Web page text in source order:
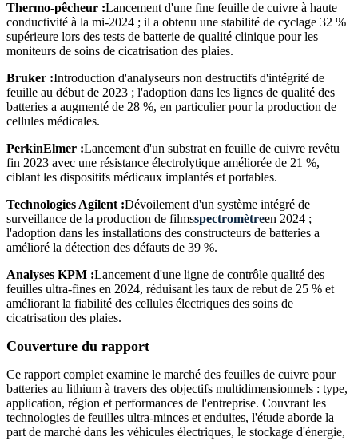
Thermo-pêcheur :Lancement d'une fine feuille de cuivre à haute
conductivité à la mi-2024 ; il a obtenu une stabilité de cyclage 32 %
supérieure lors des tests de batterie de qualité clinique pour les
moniteurs de soins de cicatrisation des plaies.
Bruker :Introduction d'analyseurs non destructifs d'intégrité de
feuille au début de 2023 ; l'adoption dans les lignes de qualité des
batteries a augmenté de 28 %, en particulier pour la production de
cellules médicales.
PerkinElmer :Lancement d'un substrat en feuille de cuivre revêtu
fin 2023 avec une résistance électrolytique améliorée de 21 %,
ciblant les dispositifs médicaux implantés et portables.
Technologies Agilent :Dévoilement d'un système intégré de
surveillance de la production de filmsspectromètreen 2024 ;
l'adoption dans les installations des constructeurs de batteries a
amélioré la détection des défauts de 39 %.
Analyses KPM :Lancement d'une ligne de contrôle qualité des
feuilles ultra-fines en 2024, réduisant les taux de rebut de 25 % et
améliorant la fiabilité des cellules électriques des soins de
cicatrisation des plaies.
Couverture du rapport
Ce rapport complet examine le marché des feuilles de cuivre pour
batteries au lithium à travers des objectifs multidimensionnels : type,
application, région et performances de l'entreprise. Couvrant les
technologies de feuilles ultra-minces et enduites, l'étude aborde la
part de marché dans les véhicules électriques, le stockage d'énergie,